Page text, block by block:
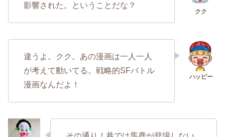
影響された。ということだな？
違うよ。クク。あの漫画は一人一人
が考えて動いてる。戦略的SFバトル
漫画なんだよ！